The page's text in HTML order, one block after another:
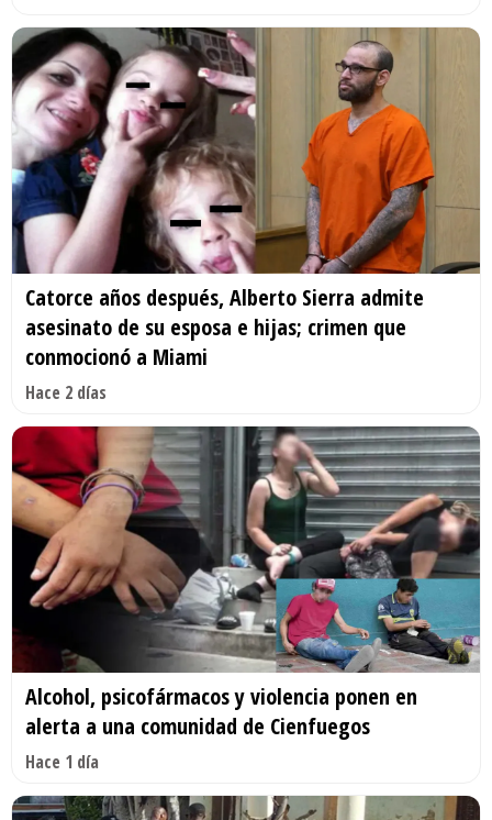
Catorce años después, Alberto Sierra admite
asesinato de su esposa e hijas; crimen que
conmocionó a Miami
Hace 2 días
Alcohol, psicofármacos y violencia ponen en
alerta a una comunidad de Cienfuegos
Hace 1 día